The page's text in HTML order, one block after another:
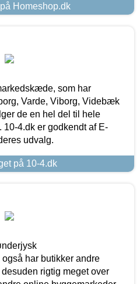
Homeshop.dk
som har
Varde, Viborg, Videbæk
de en hel del til hele
10-4.dk er godkendt af E-
udvalg.
på 10-4.dk
har butikker andre
rigtig meget over